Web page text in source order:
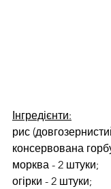
Інгредієнти:
рис
консервована
морква - 2 штуки;
огірки - 2 штуки;